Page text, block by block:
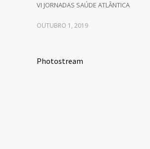
VI JORNADAS SAÚDE ATLÂNTICA
OUTUBRO 1, 2019
Photostream